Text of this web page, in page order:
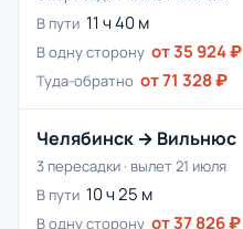
В пути 11 ч 40 м
В одну сторону от 35 924 ₽
Туда-обратно от 71 328 ₽
Челябинск → Вильнюс
3 пересадки · вылет 21 июля
В пути 10 ч 25 м
В одну сторону от 37 826 ₽